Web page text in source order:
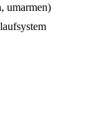
umarmen)